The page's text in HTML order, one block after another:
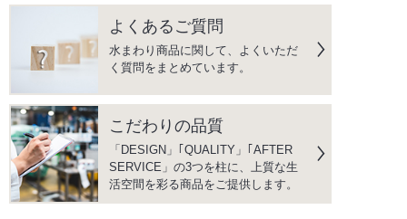
よくあるご質問
水まわり商品に関して、よくいただ
く質問をまとめています。
こだわりの品質
「DESIGN」｢QUALITY」｢AFTER
SERVICE」の3つを柱に、上質な生
活空間を彩る商品をご提供します。